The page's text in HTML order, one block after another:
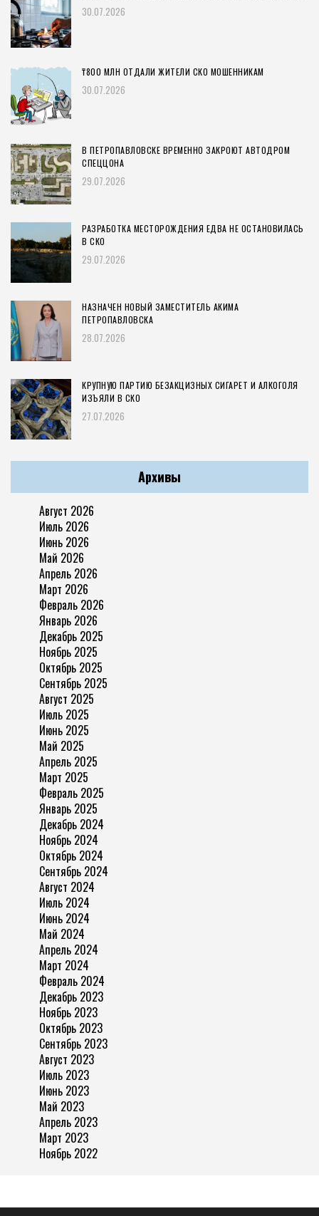
30.07.2026
₸800 МЛН ОТДАЛИ ЖИТЕЛИ СКО МОШЕННИКАМ
30.07.2026
В ПЕТРОПАВЛОВСКЕ ВРЕМЕННО ЗАКРОЮТ АВТОДРОМ
СПЕЦЦОНА
29.07.2026
РАЗРАБОТКА МЕСТОРОЖДЕНИЯ ЕДВА НЕ ОСТАНОВИЛАСЬ
В СКО
29.07.2026
НАЗНАЧЕН НОВЫЙ ЗАМЕСТИТЕЛЬ АКИМА
ПЕТРОПАВЛОВСКА
28.07.2026
КРУПНУЮ ПАРТИЮ БЕЗАКЦИЗНЫХ СИГАРЕТ И АЛКОГОЛЯ
ИЗЪЯЛИ В СКО
27.07.2026
Архивы
Август 2026
Июль 2026
Июнь 2026
Май 2026
Апрель 2026
Март 2026
Февраль 2026
Январь 2026
Декабрь 2025
Ноябрь 2025
Октябрь 2025
Сентябрь 2025
Август 2025
Июль 2025
Июнь 2025
Май 2025
Апрель 2025
Март 2025
Февраль 2025
Январь 2025
Декабрь 2024
Ноябрь 2024
Октябрь 2024
Сентябрь 2024
Август 2024
Июль 2024
Июнь 2024
Май 2024
Апрель 2024
Март 2024
Февраль 2024
Декабрь 2023
Ноябрь 2023
Октябрь 2023
Сентябрь 2023
Август 2023
Июль 2023
Июнь 2023
Май 2023
Апрель 2023
Март 2023
Ноябрь 2022